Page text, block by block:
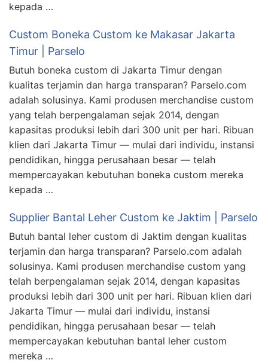
kepada …
Custom Boneka Custom ke Makasar Jakarta
Timur | Parselo
Butuh boneka custom di Jakarta Timur dengan
kualitas terjamin dan harga transparan? Parselo.com
adalah solusinya. Kami produsen merchandise custom
yang telah berpengalaman sejak 2014, dengan
kapasitas produksi lebih dari 300 unit per hari. Ribuan
klien dari Jakarta Timur — mulai dari individu, instansi
pendidikan, hingga perusahaan besar — telah
mempercayakan kebutuhan boneka custom mereka
kepada …
Supplier Bantal Leher Custom ke Jaktim | Parselo
Butuh bantal leher custom di Jaktim dengan kualitas
terjamin dan harga transparan? Parselo.com adalah
solusinya. Kami produsen merchandise custom yang
telah berpengalaman sejak 2014, dengan kapasitas
produksi lebih dari 300 unit per hari. Ribuan klien dari
Jakarta Timur — mulai dari individu, instansi
pendidikan, hingga perusahaan besar — telah
mempercayakan kebutuhan bantal leher custom
mereka …